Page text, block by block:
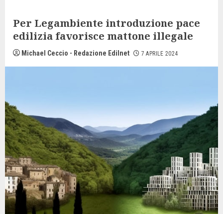
Per Legambiente introduzione pace
edilizia favorisce mattone illegale
Michael Ceccio - Redazione Edilnet 7 APRILE 2024